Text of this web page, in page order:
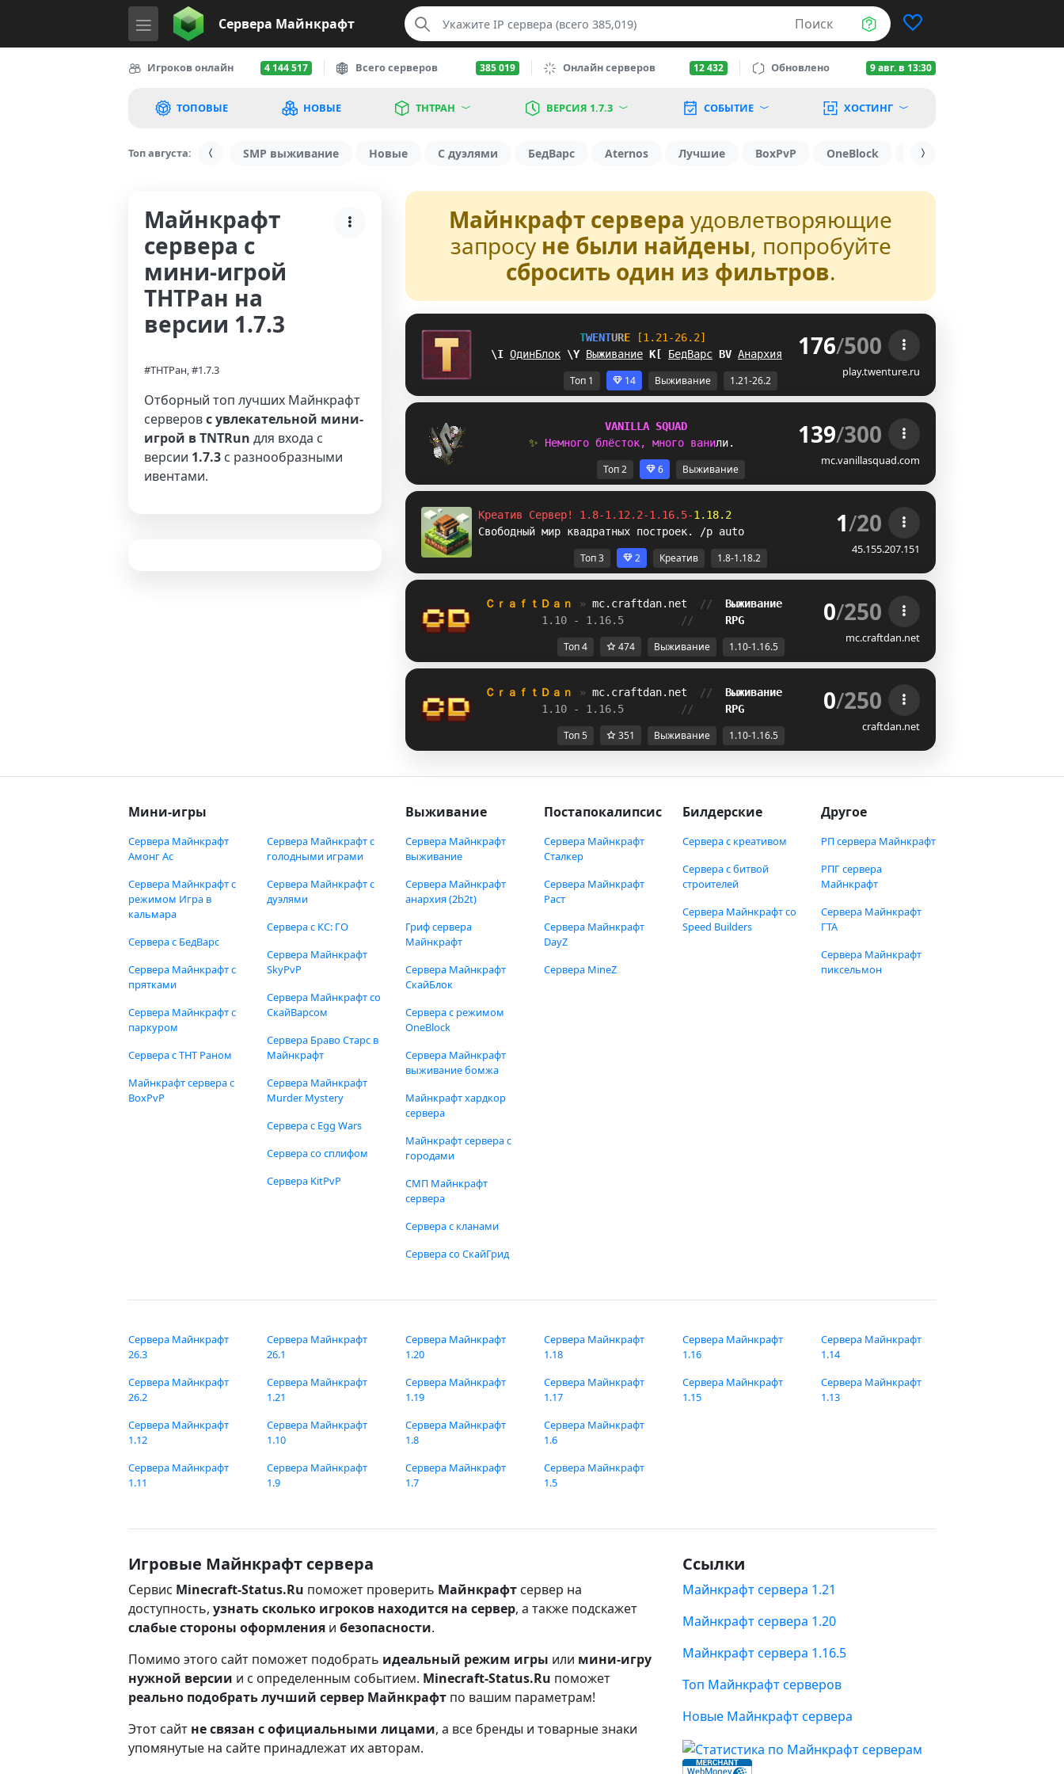
Сервера Майнкрафт Поиск
Игроков онлайн 4 144 517 Всего серверов 385 019 Онлайн серверов 12 432 Обновлено 9 авг. в 13:30
ТОПОВЫЕ НОВЫЕ ТНТРАН ВЕРСИЯ 1.7.3 СОБЫТИЕ ХОСТИНГ
Топ августа: SMP выживание Новые С дуэлями БедВарс Aternos Лучшие BoxPvP OneBlock 1.19.3
Майнкрафт
сервера с
мини-игрой
ТНТРан на
версии 1.7.3
#ТНТРан, #1.7.3
Отборный топ лучших Майнкрафт
серверовс увлекательной мини-
игрой в TNTRun для входа с
версии 1.7.3 с разнообразными
ивентами.
Майнкрафт сервера удовлетворяющие
запросу не были найдены, попробуйте
сбросить один из фильтров.
TWENTURE
[1.21-26.2]
AM ОдинБлок ^Y Выживание A ] БедВарс MA Анархия 176/500
play.twenture.ru
Топ 1 14 Выживание 1.21-26.2
VANIL L A SQUAD
✨ Немного блёсток, много ванили. 139/300
mc.vanillasquad.com
Топ 2 6 Выживание
Креатив Сервер! 1.8-1.12.2-1.16.5-1.18.2
Свободный мир квадратных построек. /p auto
1/20
45.155.207.151
Топ 3 2 Креатив 1.8-1.18.2
ＣｒａｆｔＤａｎ » mc.craftdan.net // Выживание
1.10 - 1.16.5
// RPG 0/250
mc.craftdan.net
Топ 4 474 Выживание 1.10-1.16.5
ＣｒａｆｔＤａｎ » mc.craftdan.net // Выживание
1.10 - 1.16.5
// RPG 0/250
craftdan.net
Топ 5 351 Выживание 1.10-1.16.5
Мини-игры
Сервера Майнкрафт
Амонг Ас
Сервера Майнкрафт с
режимом Игра в
кальмара
Сервера с БедВарс
Сервера Майнкрафт с
прятками
Сервера Майнкрафт с
паркуром
Сервера с ТНТ Раном
Майнкрафт сервера с
BoxPvP
Сервера Майнкрафт с
голодными играми
Сервера Майнкрафт с
дуэлями
Сервера с КС: ГО
Сервера Майнкрафт
SkyPvP
Сервера Майнкрафт со
СкайВарсом
Сервера Браво Старс в
Майнкрафт
Сервера Майнкрафт
Murder Mystery
Сервера с Egg Wars
Сервера со сплифом
Сервера KitPvP
Выживание
Сервера Майнкрафт
выживание
Сервера Майнкрафт
анархия (2b2t)
Гриф сервера
Майнкрафт
Сервера Майнкрафт
СкайБлок
Сервера с режимом
OneBlock
Сервера Майнкрафт
выживание бомжа
Майнкрафт хардкор
сервера
Майнкрафт сервера с
городами
СМП Майнкрафт
сервера
Сервера с кланами
Сервера со СкайГрид
Постапокалипсис
Сервера Майнкрафт
Сталкер
Сервера Майнкрафт
Раст
Сервера Майнкрафт
DayZ
Сервера MineZ
Билдерские
Сервера с креативом
Сервера с битвой
строителей
Сервера Майнкрафт со
Speed Builders
Другое
РП сервера Майнкрафт
РПГ сервера
Майнкрафт
Сервера Майнкрафт
ГТА
Сервера Майнкрафт
пиксельмон
Сервера Майнкрафт
26.3
Сервера Майнкрафт
26.2
Сервера Майнкрафт
26.1
Сервера Майнкрафт
1.21
Сервера Майнкрафт
1.20
Сервера Майнкрафт
1.19
Сервера Майнкрафт
1.18
Сервера Майнкрафт
1.17
Сервера Майнкрафт
1.16
Сервера Майнкрафт
1.15
Сервера Майнкрафт
1.14
Сервера Майнкрафт
1.13
Сервера Майнкрафт
1.12
Сервера Майнкрафт
1.11
Сервера Майнкрафт
1.10
Сервера Майнкрафт
1.9
Сервера Майнкрафт
1.8
Сервера Майнкрафт
1.7
Сервера Майнкрафт
1.6
Сервера Майнкрафт
1.5
Игровые Майнкрафт сервера
Сервис Minecraft-Status.Ru поможет проверить Майнкрафт сервер на
доступность, узнать сколько игроков находится на сервер, а также подскажет
слабые стороны оформления и безопасности.
Помимо этого сайт поможет подобрать идеальный режим игры или мини-игру
нужной версии и с определенным событием. Minecraft-Status.Ru поможет
реально подобрать лучший сервер Майнкрафт по вашим параметрам!
Этот сайт не связан с официальными лицами, а все бренды и товарные знаки
упомянутые на сайте принадлежат их авторам.
Ссылки
Майнкрафт сервера 1.21
Майнкрафт сервера 1.20
Майнкрафт сервера 1.16.5
Топ Майнкрафт серверов
Новые Майнкрафт сервера